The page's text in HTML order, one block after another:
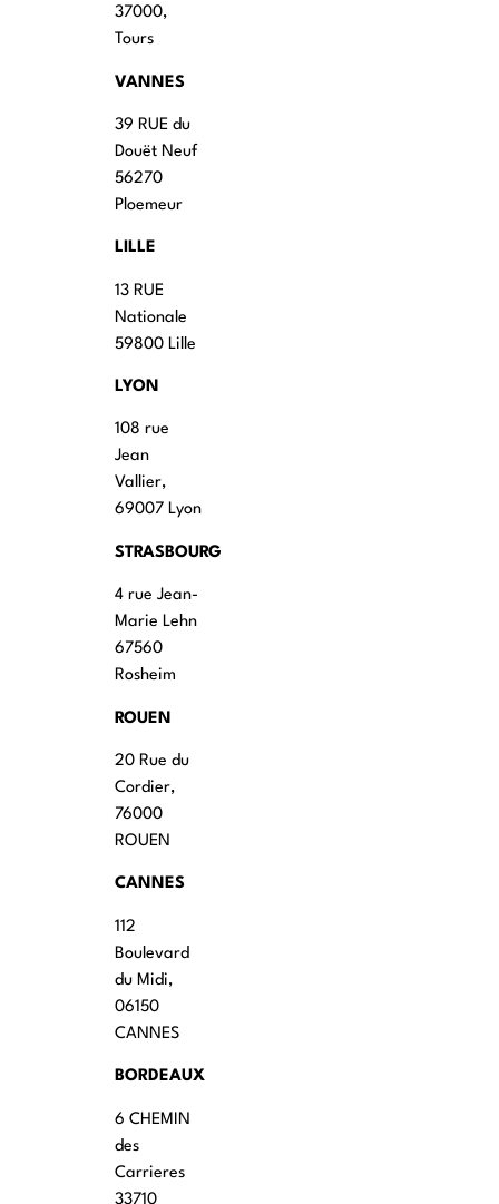
37000,
Tours
VANNES
39 RUE du
Douët Neuf
56270
Ploemeur
LILLE
13 RUE
Nationale
59800 Lille
LYON
108 rue
Jean
Vallier,
69007 Lyon
STRASBOURG
4 rue Jean-
Marie Lehn
67560
Rosheim
ROUEN
20 Rue du
Cordier,
76000
ROUEN
CANNES
112
Boulevard
du Midi,
06150
CANNES
BORDEAUX
6 CHEMIN
des
Carrieres
33710